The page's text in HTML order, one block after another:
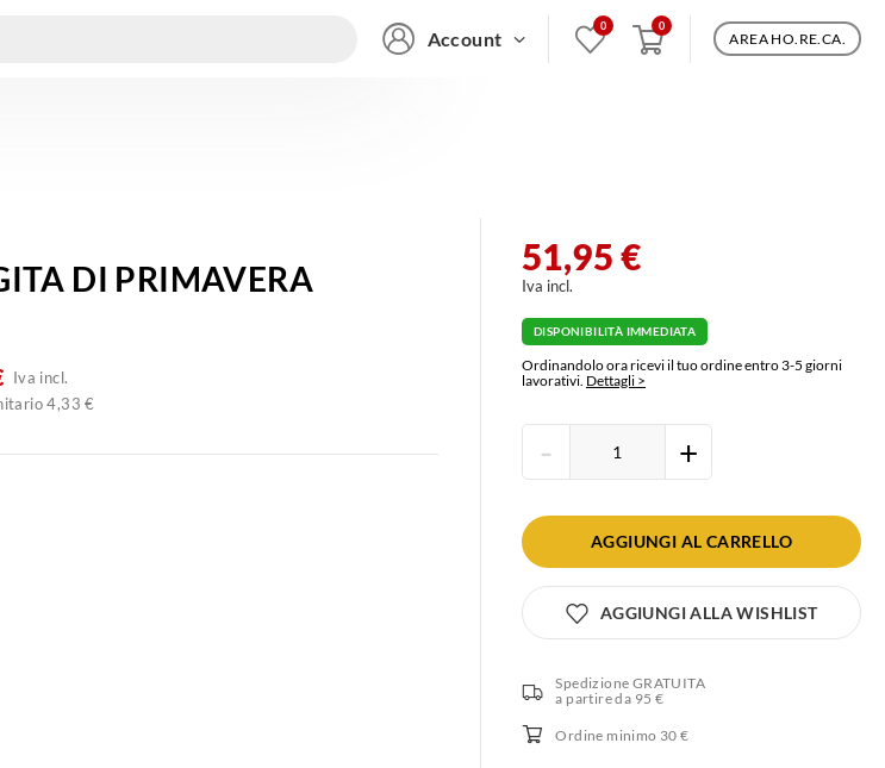
Account AREA HO.RE.CA.
DI PRIMAVERA
Iva incl.
4,33 €
51,95 €
Iva incl.
DISPONIBILITÀ IMMEDIATA
Ordinandolo ora ricevi il tuo ordine entro 3-5 giorni
lavorativi. Dettagli >
Inserisci
quantità
prodotto
- +
AGGIUNGI AL CARRELLO
AGGIUNGI ALLA WISHLIST
Spedizione GRATUITA
a partire da 95 €
Ordine minimo 30 €